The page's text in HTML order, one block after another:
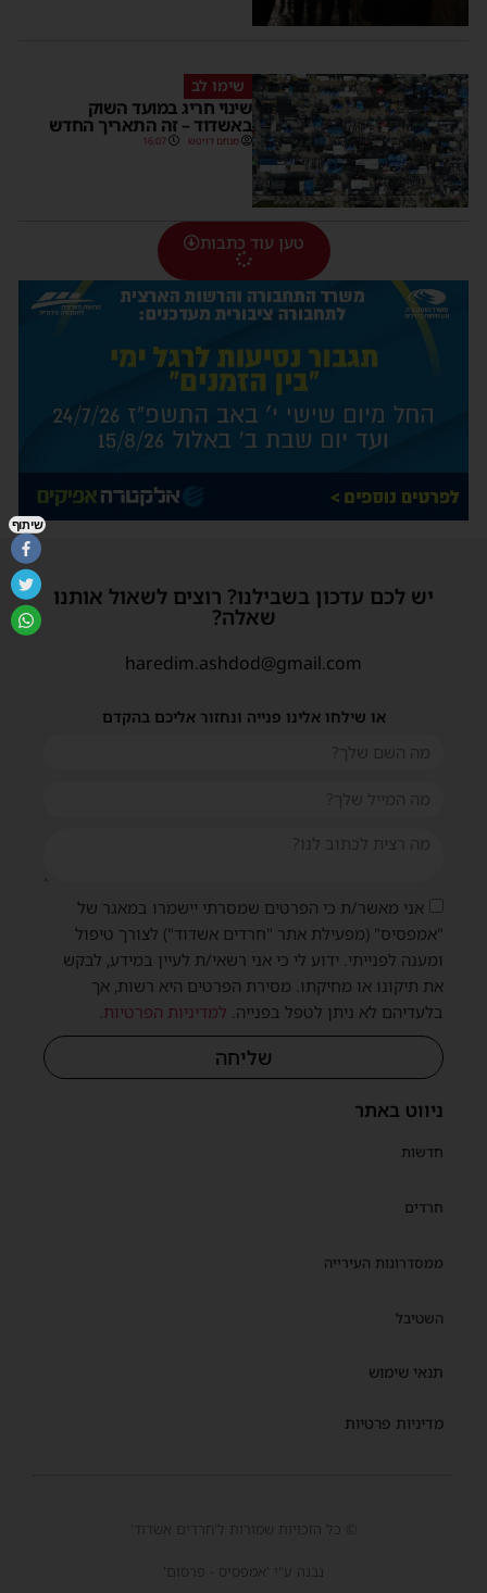
שימו לב
שינוי חריג במועד השוק
באשדוד – זה התאריך החדש
מנחם דויטש 16:07
טען עוד כתבות
ניווט באתר
חדשות
חרדים
ממסדרונות העירייה
השטיבל
תנאי שימוש
מדיניות פרטיות
יש לכם עדכון בשבילנו? רוצים לשאול אותנו
שאלה?
haredim.ashdod@gmail.com
או שילחו אלינו פנייה ונחזור אליכם בהקדם
אני מאשר/ת כי הפרטים שמסרתי יישמרו במאגר של
"אמפסיס" (מפעילת אתר "חרדים אשדוד") לצורך טיפול
ומענה לפנייתי. ידוע לי כי אני רשאי/ת לעיין במידע, לבקש
את תיקונו או מחיקתו. מסירת הפרטים היא רשות, אך
בלעדיהם לא ניתן לטפל בפנייה. למדיניות הפרטיות.
שליחה
© כל הזכויות שמורות ל'חרדים אשדוד'
נבנה ע"י 'אמפסיס - פרסום'
שיתוף